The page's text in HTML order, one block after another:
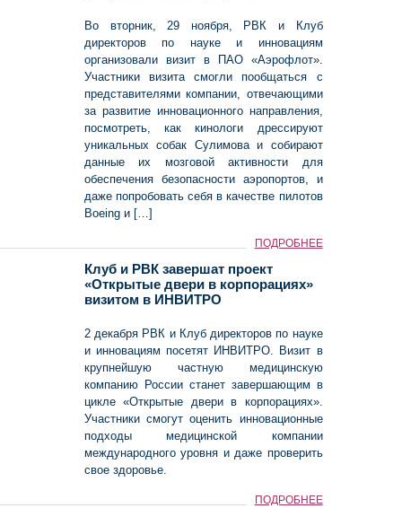
Во вторник, 29 ноября, РВК и Клуб
директоров по науке и инновациям
организовали визит в ПАО «Аэрофлот».
Участники визита смогли пообщаться с
представителями компании, отвечающими
за развитие инновационного направления,
посмотреть, как кинологи дрессируют
уникальных собак Сулимова и собирают
данные их мозговой активности для
обеспечения безопасности аэропортов, и
даже попробовать себя в качестве пилотов
Boeing и […]
ПОДРОБНЕЕ
Клуб и РВК завершат проект
«Открытые двери в корпорациях»
визитом в ИНВИТРО
2 декабря РВК и Клуб директоров по науке
и инновациям посетят ИНВИТРО. Визит в
крупнейшую частную медицинскую
компанию России станет завершающим в
цикле «Открытые двери в корпорациях».
Участники смогут оценить инновационные
подходы медицинской компании
международного уровня и даже проверить
свое здоровье.
ПОДРОБНЕЕ